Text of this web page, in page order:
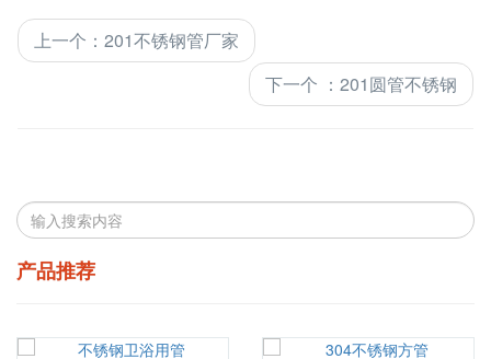
上一个 ： 201不锈钢管厂家
下一个 ： 201圆管不锈钢
产品推荐